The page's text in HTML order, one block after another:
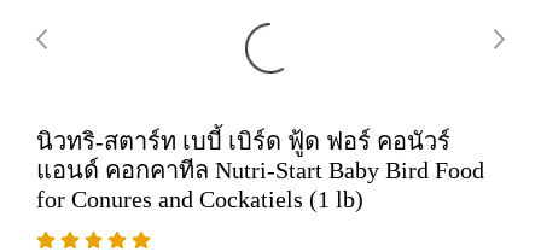
นิวทริ-สตาร์ท เบบี้ เบิร์ด ฟู้ด ฟอร์ คอนัวร์
แอนด์ คอกคาทีล Nutri-Start Baby Bird Food
for Conures and Cockatiels (1 lb)